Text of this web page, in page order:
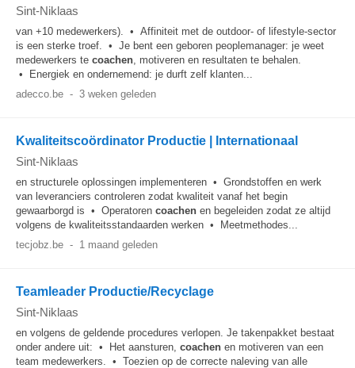
Sint-Niklaas
van +10 medewerkers). • Affiniteit met de outdoor- of lifestyle-sector
is een sterke troef. • Je bent een geboren peoplemanager: je weet
medewerkers te coachen, motiveren en resultaten te behalen.
• Energiek en ondernemend: je durft zelf klanten...
adecco.be - 3 weken geleden
Kwaliteitscoördinator Productie | Internationaal
Sint-Niklaas
en structurele oplossingen implementeren • Grondstoffen en werk
van leveranciers controleren zodat kwaliteit vanaf het begin
gewaarborgd is • Operatoren coachen en begeleiden zodat ze altijd
volgens de kwaliteitsstandaarden werken • Meetmethodes...
tecjobz.be - 1 maand geleden
Teamleader Productie/Recyclage
Sint-Niklaas
en volgens de geldende procedures verlopen. Je takenpakket bestaat
onder andere uit: • Het aansturen, coachen en motiveren van een
team medewerkers. • Toezien op de correcte naleving van alle